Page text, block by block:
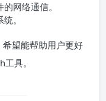
网络通信。
。
望能帮助用户更好
具。